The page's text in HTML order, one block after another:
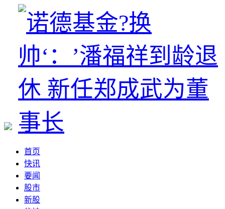
首页
快讯
要闻
股市
新股